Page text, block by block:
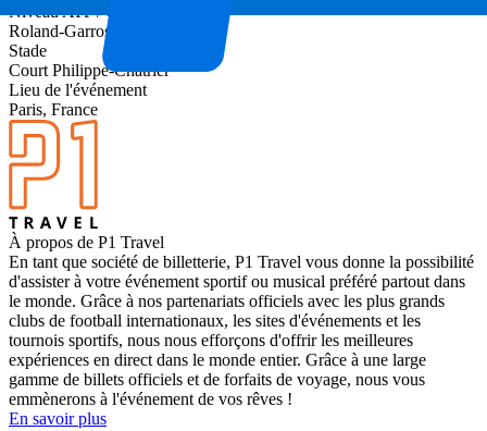
Niveau ATP / Grand Chelem
Roland-Garros 2027
Stade
Court Philippe-Chatrier
Lieu de l'événement
Paris, France
À propos de P1 Travel
En tant que société de billetterie, P1 Travel vous donne la possibilité
d'assister à votre événement sportif ou musical préféré partout dans
le monde. Grâce à nos partenariats officiels avec les plus grands
clubs de football internationaux, les sites d'événements et les
tournois sportifs, nous nous efforçons d'offrir les meilleures
expériences en direct dans le monde entier. Grâce à une large
gamme de billets officiels et de forfaits de voyage, nous vous
emmènerons à l'événement de vos rêves !
En savoir plus